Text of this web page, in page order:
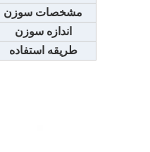
مشخصات سوزن
اندازه سوزن
طریقه استفاده